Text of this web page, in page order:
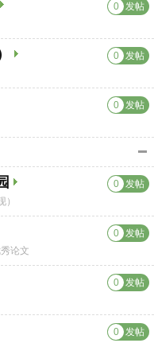
发帖
0
发帖
0
发帖
0
发帖
0
发帖
0
论文
发帖
0
发帖
0